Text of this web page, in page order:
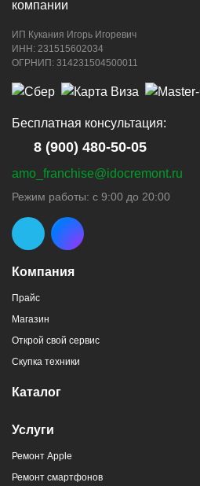
ИП Кукания Игорь Игоревич
ИНН: 231515602034
ОГРНИП: 314231504500011
Компания
Прайс
Магазин
Открой свой сервис
Скупка техники
Каталог
Услуги
Ремонт Apple
Ремонт смартфонов
Бесплатная консультация:
8 (900) 480-50-05
amo_franchise@idocremont.ru
Режим работы: с 9:00 до 20:00